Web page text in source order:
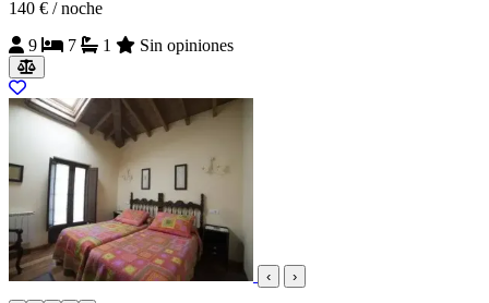
140 € / noche
9
7 1 Sin opiniones
‹ ›